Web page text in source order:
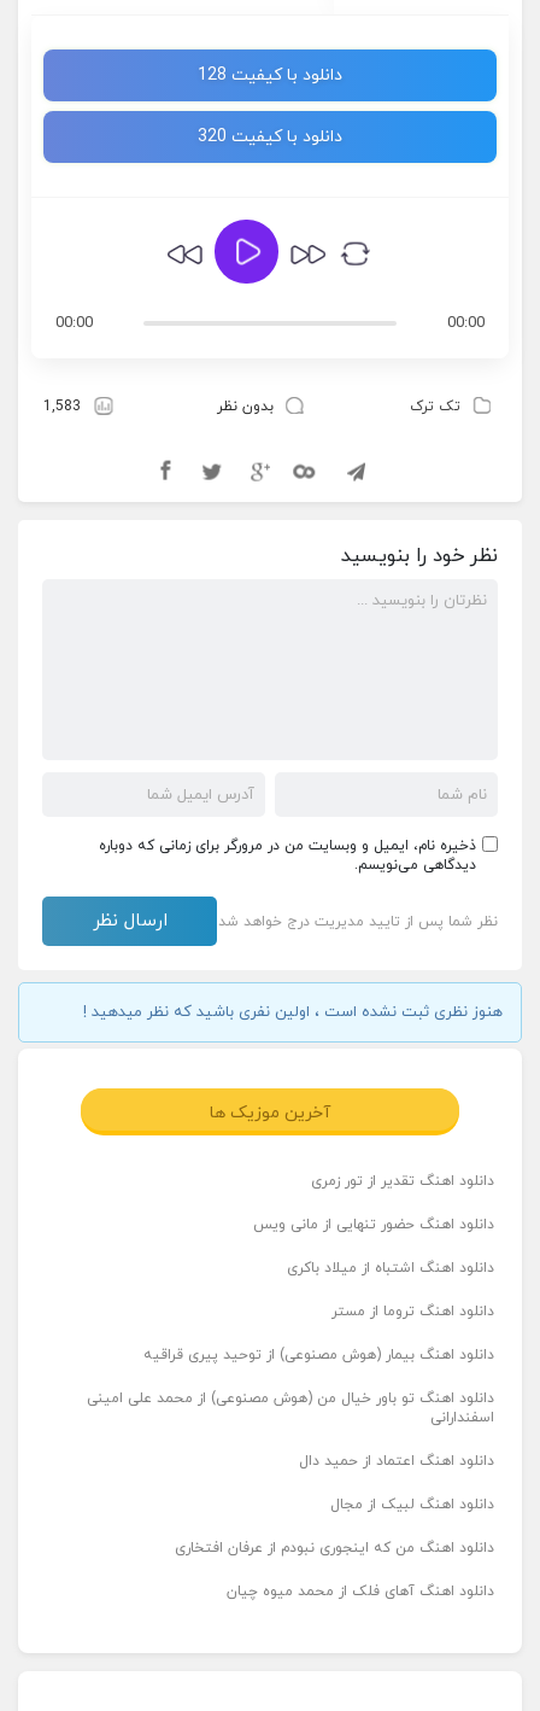
دانلود با کیفیت 128
دانلود با کیفیت 320
00:00
00:00
تک ترک بدون نظر 1,583
نظر خود را بنویسید
ذخیره نام، ایمیل و وبسایت من در مرورگر برای زمانی که دوباره
دیدگاهی می‌نویسم.
نظر شما پس از تایید مدیریت درج خواهد شد
هنوز نظری ثبت نشده است ، اولین نفری باشید که نظر میدهید !
آخرین موزیک ها
دانلود اهنگ تقدیر از تور زمری
دانلود اهنگ حضور تنهایی از مانی ویس
دانلود اهنگ اشتباه از میلاد باکری
دانلود اهنگ تروما از مستر
دانلود اهنگ بیمار (هوش مصنوعی) از توحید پیری قراقیه
دانلود اهنگ تو باور خیال من (هوش مصنوعی) از محمد علی امینی
اسفندارانی
دانلود اهنگ اعتماد از حمید دال
دانلود اهنگ لبیک از مجال
دانلود اهنگ من که اینجوری نبودم از عرفان افتخاری
دانلود اهنگ آهای فلک از محمد میوه چیان